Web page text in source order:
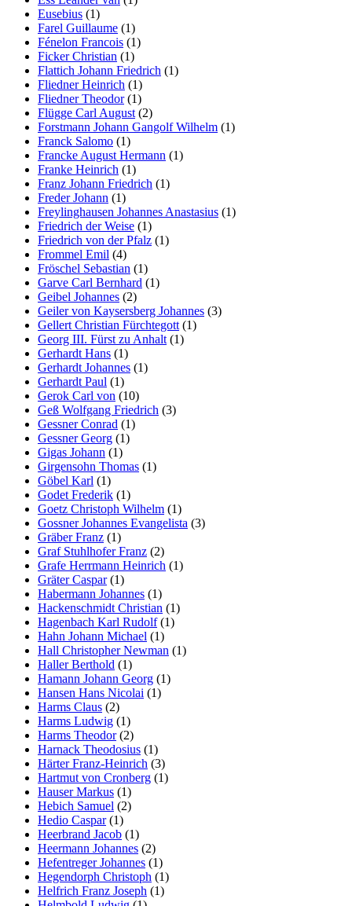
Eusebius (1)
Farel Guillaume (1)
Fénelon Francois (1)
Ficker Christian (1)
Flattich Johann Friedrich (1)
Fliedner Heinrich (1)
Fliedner Theodor(1)
Flügge Carl August (2)
Forstmann Johann Gangolf Wilhelm (1)
Franck Salomo (1)
Francke August Hermann (1)
Franke Heinrich (1)
Franz Johann Friedrich (1)
Freder Johann (1)
Freylinghausen Johannes Anastasius (1)
Friedrich der Weise (1)
Friedrich von der Pfalz (1)
Frommel Emil (4)
Fröschel Sebastian (1)
Garve Carl Bernhard (1)
Geibel Johannes (2)
Geiler von Kaysersberg Johannes (3)
Gellert Christian Fürchtegott (1)
Georg III. Fürst zu Anhalt (1)
Gerhardt Hans (1)
Gerhardt Johannes (1)
Gerhardt Paul (1)
Gerok Carl von (10)
Geß Wolfgang Friedrich (3)
Gessner Conrad (1)
Gessner Georg (1)
Gigas Johann (1)
Girgensohn Thomas (1)
Göbel Karl (1)
Godet Frederik (1)
Goetz Christoph Wilhelm (1)
Gossner Johannes Evangelista (3)
Gräber Franz (1)
Graf Stuhlhofer Franz (2)
Grafe Herrmann Heinrich (1)
Gräter Caspar(1)
Habermann Johannes (1)
Hackenschmidt Christian (1)
Hagenbach Karl Rudolf(1)
Hahn Johann Michael (1)
Hall Christopher Newman (1)
Haller Berthold (1)
Hamann Johann Georg (1)
Hansen Hans Nicolai (1)
Harms Claus (2)
Harms Ludwig (1)
Harms Theodor(2)
Harnack Theodosius (1)
Härter Franz-Heinrich (3)
Hartmut von Cronberg (1)
Hauser Markus (1)
Hebich Samuel (2)
Hedio Caspar(1)
Heerbrand Jacob (1)
Heermann Johannes (2)
Hefentreger Johannes (1)
Hegendorph Christoph (1)
Helfrich Franz Joseph (1)